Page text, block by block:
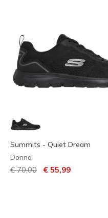
Summits - Quiet Dream
Donna
Prezzo ridotto da
€ 70,00 per
€ 55,99